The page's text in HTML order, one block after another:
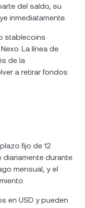
del saldo, su
inmediatamente.
stablecoins
La línea de
de la
a retirar fondos
fijo de 12
diariamente durante
mensual, y el
en USD y pueden